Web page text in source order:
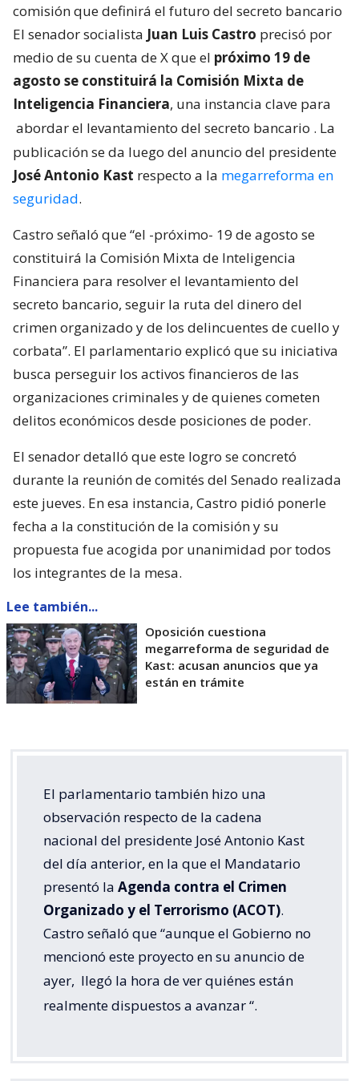
comisión que definirá el futuro del secreto bancario
El senador socialista Juan Luis Castro precisó por
medio de su cuenta de X que el próximo 19 de
agosto se constituirá la Comisión Mixta de
Inteligencia Financiera, una instancia clave para
abordar el levantamiento del secreto bancario . La
publicación se da luego del anuncio del presidente
José Antonio Kast respecto a la megarreforma en
seguridad.
Castro señaló que “el -próximo- 19 de agosto se
constituirá la Comisión Mixta de Inteligencia
Financiera para resolver el levantamiento del
secreto bancario, seguir la ruta del dinero del
crimen organizado y de los delincuentes de cuello y
corbata”. El parlamentario explicó que su iniciativa
busca perseguir los activos financieros de las
organizaciones criminales y de quienes cometen
delitos económicos desde posiciones de poder.
El senador detalló que este logro se concretó
durante la reunión de comités del Senado realizada
este jueves. En esa instancia, Castro pidió ponerle
fecha a la constitución de la comisión y su
propuesta fue acogida por unanimidad por todos
los integrantes de la mesa.
Lee también...
Oposición cuestiona
megarreforma de seguridad de
Kast: acusan anuncios que ya
están en trámite
El parlamentario también hizo una
observación respecto de la cadena
nacional del presidente José Antonio Kast
del día anterior, en la que el Mandatario
presentó la Agenda contra el Crimen
Organizado y el Terrorismo (ACOT).
Castro señaló que “aunque el Gobierno no
mencionó este proyecto en su anuncio de
ayer, llegó la hora de ver quiénes están
realmente dispuestos a avanzar“.